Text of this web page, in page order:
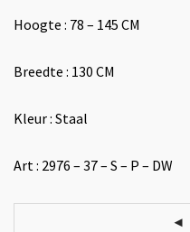
Hoogte : 78 – 145 CM
Breedte : 130 CM
Kleur : Staal
Art : 2976 – 37 – S – P – DW